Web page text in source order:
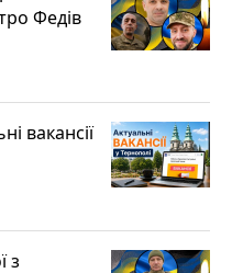
Федів
вакансії
з